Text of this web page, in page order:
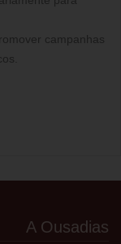
campanhas
A Ousadias